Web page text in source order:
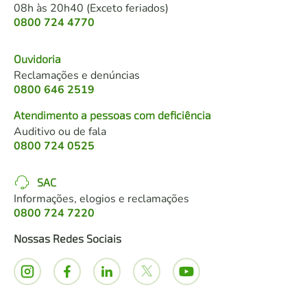
08h às 20h40 (Exceto feriados)
0800 724 4770
Ouvidoria
Reclamações e denúncias
0800 646 2519
Atendimento a pessoas com deficiência
Auditivo ou de fala
0800 724 0525
SAC
Informações, elogios e reclamações
0800 724 7220
Nossas Redes Sociais